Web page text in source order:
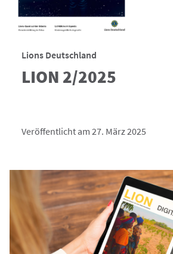
Lions Deutschland
LION 2/2025
Veröffentlicht am 27. März 2025